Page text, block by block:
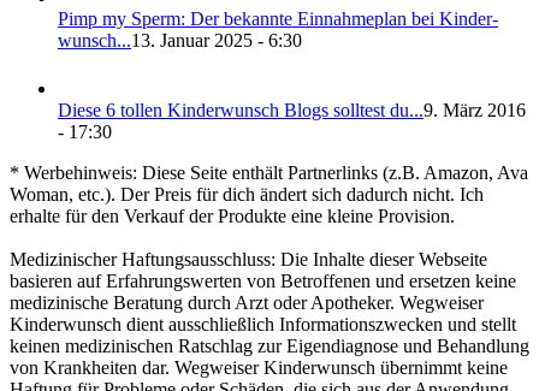
Pimp my Sperm: Der bekann­te Ein­nah­me­plan bei Kin­der­
wunsch...13. Januar 2025 - 6:30
Die­se 6 tol­len Kin­der­wunsch Blogs soll­test du...9. März 2016
- 17:30
* Werbehinweis: Diese Seite enthält Partnerlinks (z.B. Amazon, Ava
Woman, etc.). Der Preis für dich ändert sich dadurch nicht. Ich
erhalte für den Verkauf der Produkte eine kleine Provision.
Medizinischer Haftungsausschluss: Die Inhalte dieser Webseite
basieren auf Erfahrungswerten von Betroffenen und ersetzen keine
medizinische Beratung durch Arzt oder Apotheker. Wegweiser
Kinderwunsch dient ausschließlich Informationszwecken und stellt
keinen medizinischen Ratschlag zur Eigendiagnose und Behandlung
von Krankheiten dar. Wegweiser Kinderwunsch übernimmt keine